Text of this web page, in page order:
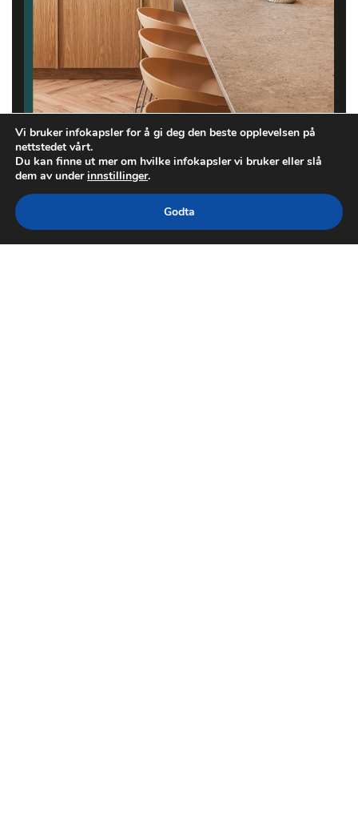
Vi bruker infokapsler for å gi deg den beste opplevelsen på
nettstedet vårt.
Du kan finne ut mer om hvilke infokapsler vi bruker eller slå
dem av underinnstillinger.
Godta